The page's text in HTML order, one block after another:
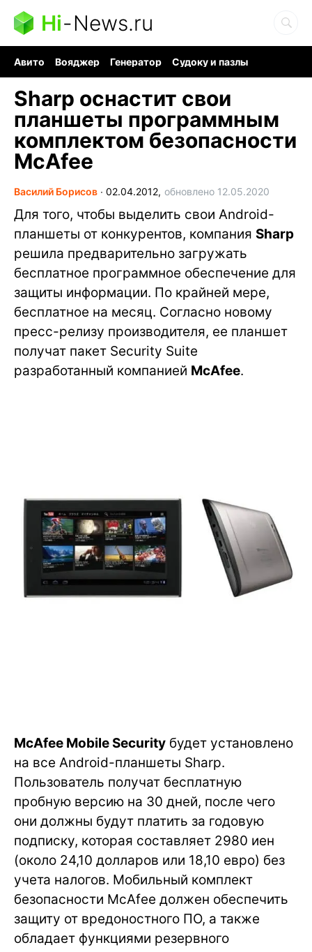
Hi-News.ru
Авито Вояджер Генератор
Судоку и пазлы
Sharp оснастит свои
планшеты программным
комплектом безопасности
McAfee
Василий Борисов ∙ 02.04.2012, обновлено 12.05.2020
Для того, чтобы выделить свои Android-
планшеты от конкурентов, компания Sharp
решила предварительно загружать
бесплатное программное обеспечение для
защиты информации. По крайней мере,
бесплатное на месяц. Согласно новому
пресс-релизу производителя, ее планшет
получат пакет Security Suite
разработанный компанией McAfee.
McAfee Mobile Security будет установлено
на все Android-планшеты Sharp.
Пользователь получат бесплатную
пробную версию на 30 дней, после чего
они должны будут платить за годовую
подписку, которая составляет 2980 иен
(около 24,10 долларов или 18,10 евро) без
учета налогов. Мобильный комплект
безопасности McAfee должен обеспечить
защиту от вредоностного ПО, а также
обладает функциями резервного